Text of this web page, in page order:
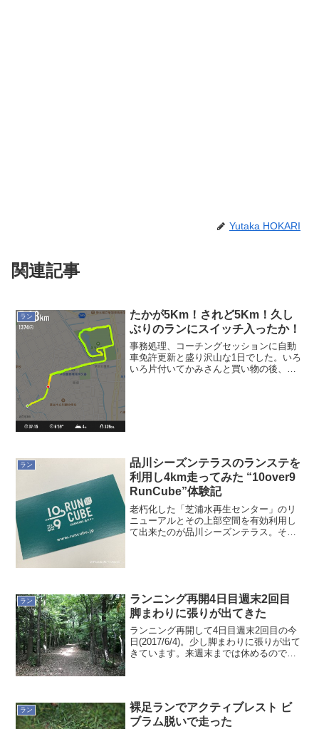
Yutaka HOKARI
関連記事
ラン
たかが5Km！されど5Km！久し
ぶりのランにスイッチ入ったか！
事務処理、コーチングセッションに自動
車免許更新と盛り沢山な1日でした。いろ
いろ片付いてかみさんと買い物の後、も
ラン
品川シーズンテラスのランステを
利用し4km走ってみた “10over9
RunCube”体験記
老朽化した「芝浦水再生センター」のリ
ニューアルとその上部空間を有効利用し
て出来たのが品川シーズンテラス。その
ラン
ランニング再開4日目週末2回目
脚まわりに張りが出てきた
ランニング再開して4日目週末2回目の今
日(2017/6/4)。少し脚まわりに張りが出て
きています。来週末までは休めるので、
く...
ラン
裸足ランでアクティブレスト ビ
ブラム脱いで走った